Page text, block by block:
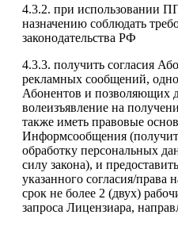
4.3.2. при использовании
назначению соблюдать
законодательства РФ
4.3.3. получить согласия
рекламных сообщений,
Абонентов и позволяющих
волеизъявление на
также иметь правовые
Информсообщения
обработку персональных
силу закона), и
указанного согласия/права
срок не более 2 (двух)
запроса Лицензиара,